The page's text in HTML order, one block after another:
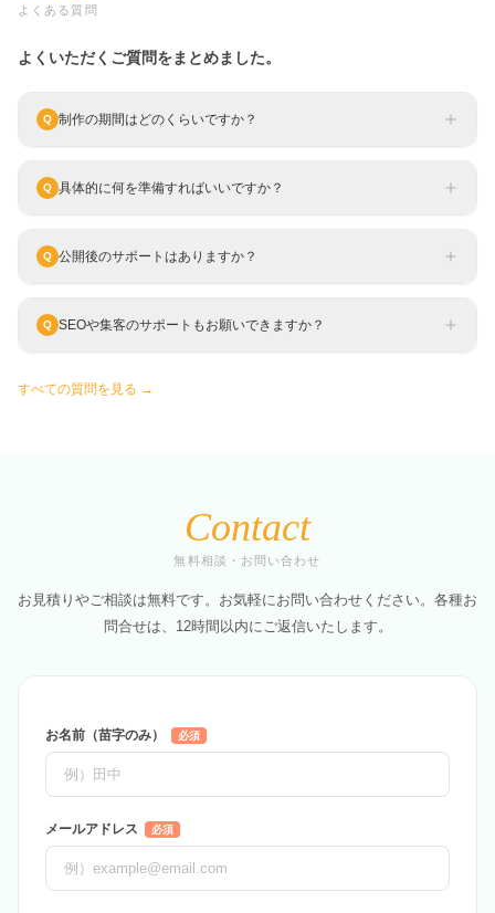
よくある質問
よくいただくご質問をまとめました。
Q 制作の期間はどのくらいですか？
Q 具体的に何を準備すればいいですか？
Q 公開後のサポートはありますか？
Q SEOや集客のサポートもお願いできますか？
すべての質問を見る →
Contact
無料相談・お問い合わせ
お見積りやご相談は無料です。お気軽にお問い合わせください。 各種お
問合せは、12時間以内にご返信いたします。
お名前（苗字のみ） 必須
メールアドレス 必須